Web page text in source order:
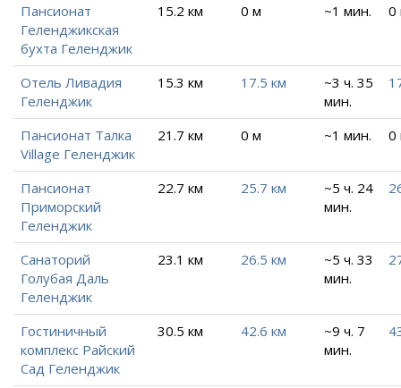
Пансионат
Геленджикская
бухта Геленджик
15.2 км 0 м ~1 мин. 0
Отель Ливадия
Геленджик
15.3 км 17.5 км
~3 ч. 35
мин.
Пансионат Талка
Village Геленджик
21.7 км 0 м ~1 мин. 0
Пансионат
Приморский
Геленджик
22.7 км 25.7 км
~5 ч. 24
мин.
Санаторий
Голубая Даль
Геленджик
23.1 км 26.5 км
~5 ч. 33
мин.
Гостиничный
комплекс Райский
Сад Геленджик
30.5 км 42.6 км
~9 ч. 7
мин.